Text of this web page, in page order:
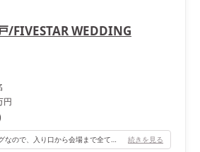
/FIVESTAR WEDDING
円
貸切のハウスウエディングなので、入り口から会場まで全てを自分たちの好みにアレンジし飾り付けることができるのがポイントです。 続きを見る